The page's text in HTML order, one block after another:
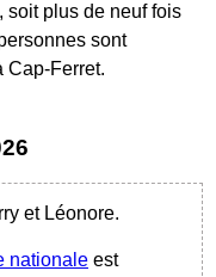
soit plus de neuf fois
sont
Cap-Ferret.
et Léonore.
nationale est